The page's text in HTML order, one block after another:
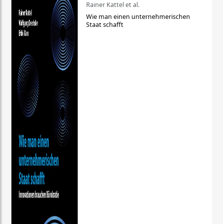
Rainer Kattel et al.
Wie man einen unternehmerischen
Staat schafft